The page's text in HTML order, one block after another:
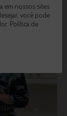
em nossos sites
você pode
Política de